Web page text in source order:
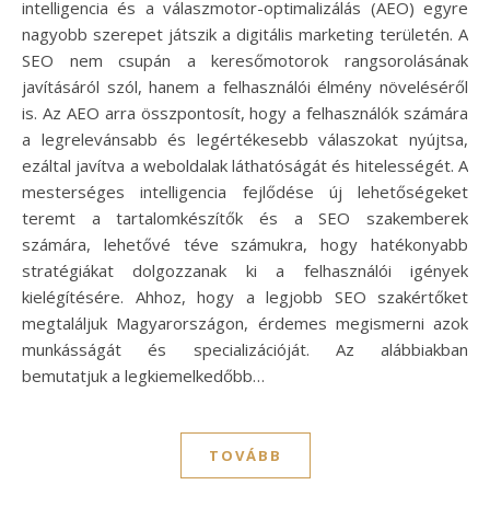
intelligencia és a válaszmotor-optimalizálás (AEO) egyre
nagyobb szerepet játszik a digitális marketing területén. A
SEO nem csupán a keresőmotorok rangsorolásának
javításáról szól, hanem a felhasználói élmény növeléséről
is. Az AEO arra összpontosít, hogy a felhasználók számára
a legrelevánsabb és legértékesebb válaszokat nyújtsa,
ezáltal javítva a weboldalak láthatóságát és hitelességét. A
mesterséges intelligencia fejlődése új lehetőségeket
teremt a tartalomkészítők és a SEO szakemberek
számára, lehetővé téve számukra, hogy hatékonyabb
stratégiákat dolgozzanak ki a felhasználói igények
kielégítésére. Ahhoz, hogy a legjobb SEO szakértőket
megtaláljuk Magyarországon, érdemes megismerni azok
munkásságát és specializációját. Az alábbiakban
bemutatjuk a legkiemelkedőbb…
TOVÁBB